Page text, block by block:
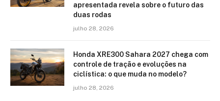
apresentada revela sobre o futuro das
duas rodas
julho 28, 2026
Honda XRE300 Sahara 2027 chega com
controle de tração e evoluções na
ciclística: o que muda no modelo?
julho 28, 2026